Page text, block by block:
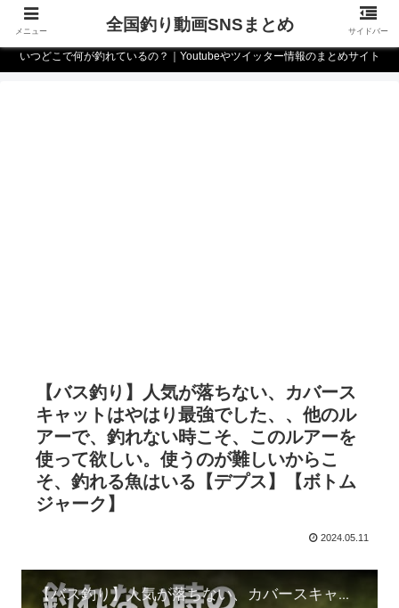
いつどこで何が釣れているの？｜Youtubeやツイッター情報のまとめサイト
【バス釣り】人気が落ちない、カバース
キャットはやはり最強でした、、他のル
アーで、釣れない時こそ、このルアーを
使って欲しい。使うのが難しいからこ
そ、釣れる魚はいる【デプス】【ボトム
ジャーク】
2024.05.11
【バス釣り】人気が落ちない、カバースキャットはやはり最強でした、、他のルアーで、釣れない時こそ、このルアーを使って欲しい。使うのが難しいからこそ、釣れる魚はいる【デプス】【ボトムジャーク】
メニュー 全国釣り動画SNSまとめ サイドバー